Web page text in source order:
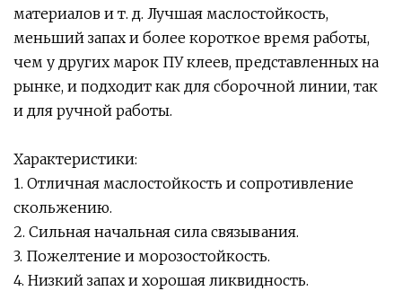
материалов и т. д. Лучшая маслостойкость,
меньший запах и более короткое время работы,
чем у других марок ПУ клеев, представленных на
рынке, и подходит как для сборочной линии, так
и для ручной работы.
Характеристики:
1. Отличная маслостойкость и сопротивление
скольжению.
2. Сильная начальная сила связывания.
3. Пожелтение и морозостойкость.
4. Низкий запах и хорошая ликвидность.